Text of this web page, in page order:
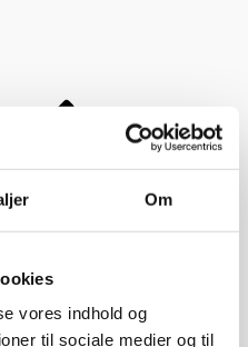
Om
vores indhold og
til sociale medier og til